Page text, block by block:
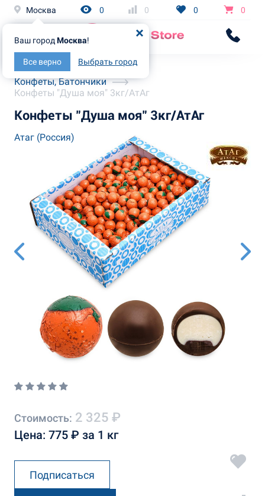
Москва
Ваш город Москва!
Все верно Выбрать город
0 0 0 0
Главная
Каталог
Конфеты, Батончики
Конфеты "Душа моя" 3кг/АтАг
Конфеты "Душа моя" 3кг/АтАг
Атаг (Россия)
Стоимость: 2 325 ₽
Цена: 775 ₽ за 1 кг
Подписаться